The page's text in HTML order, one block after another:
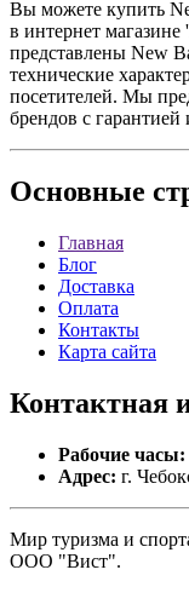
Вы можете купить
в интернет
представлены New
технические
посетителей. Мы
брендов с гарантией
Основные
Главная
Блог
Доставка
Оплата
Контакты
Карта сайта
Контактная
Рабочие часы:
Адрес: г.
Мир туризма и
ООО "Вист".